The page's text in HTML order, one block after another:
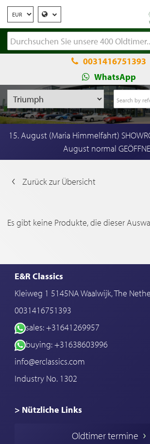
0031416751393
WhatsApp
15. August (Maria Himmelfahrt)
August normal
Zurück zur Übersicht
Es gibt keine Produkte, die dieser
E&R Classics
Kleiweg 1 5145NA Waalwijk, The
0031416751393
sales: +31641269957
buying: +31638603996
info@erclassics.com
Industry No. 1302
> Nützliche Links
Oldtimers in EuropaOldtimer termine